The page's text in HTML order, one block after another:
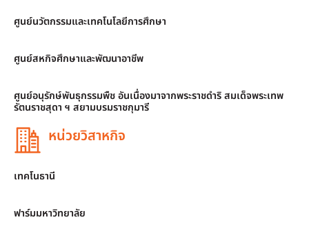
ศูนย์นวัตกรรมและเทคโนโลยีการศึกษา
ศูนย์สหกิจศึกษาและพัฒนาอาชีพ
ศูนย์อนุรักษ์พันธุกรรมพืช อันเนื่องมาจากพระราชดำริ สมเด็จพระเทพ
รัตนราชสุดา ฯ สยามบรมราชกุมารี
หน่วยวิสาหกิจ
เทคโนธานี
ฟาร์มมหาวิทยาลัย